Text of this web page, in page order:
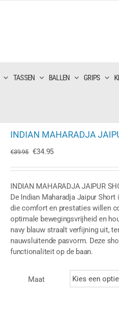
TASSEN BALLEN GRIPS
INDIAN MAHARADJA
€39.95 Oorspronkelijke
was:
€39.95.
€34.95Huidige
is:
€34.95.
INDIAN MAHARADJA JAIPUR
De Indian Maharadja Jaipur
die comfort en prestaties willen
optimale bewegingsvrijheid en
navy blauw straalt verfijning uit,
nauwsluitende pasvorm. Deze
functionaliteit op de baan.
Maat